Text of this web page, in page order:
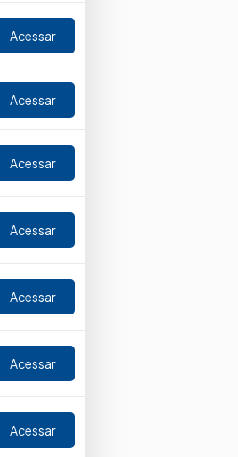
Acessar
Acessar
Acessar
Acessar
Acessar
Acessar
Acessar